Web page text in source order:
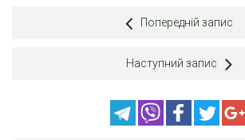
Попередній запис
Наступний запис